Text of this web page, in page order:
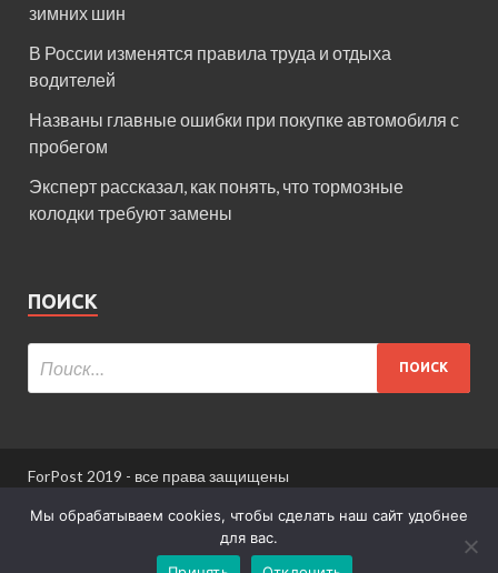
зимних шин
В России изменятся правила труда и отдыха
водителей
Названы главные ошибки при покупке автомобиля с
пробегом
Эксперт рассказал, как понять, что тормозные
колодки требуют замены
ПОИСК
ForPost 2019 - все права защищены
При использовании материалов сайта ссылка
Мы обрабатываем cookies, чтобы сделать наш сайт удобнее
для вас.